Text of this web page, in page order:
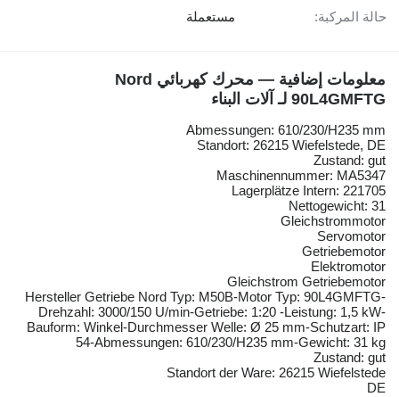
حالة المركبة: مستعملة
معلومات إضافية — محرك كهربائي Nord
90L4GMFTG لـ آلات البناء
Abmessungen: 610/230/H235 mm
Standort: 26215 Wiefelstede, DE
Zustand: gut
Maschinennummer: MA5347
Lagerplätze Intern: 221705
Nettogewicht: 31
Gleichstrommotor
Servomotor
Getriebemotor
Elektromotor
Gleichstrom Getriebemotor
Hersteller Getriebe Nord Typ: M50B-Motor Typ: 90L4GMFTG-
Drehzahl: 3000/150 U/min-Getriebe: 1:20 -Leistung: 1,5 kW-
Bauform: Winkel-Durchmesser Welle: Ø 25 mm-Schutzart: IP
54-Abmessungen: 610/230/H235 mm-Gewicht: 31 kg
Zustand: gut
Standort der Ware: 26215 Wiefelstede
DE